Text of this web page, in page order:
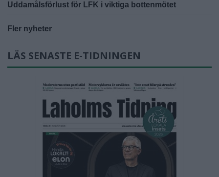
Uddamålsförlust för LFK i viktiga bottenmötet
Fler nyheter
LÄS SENASTE E-TIDNINGEN